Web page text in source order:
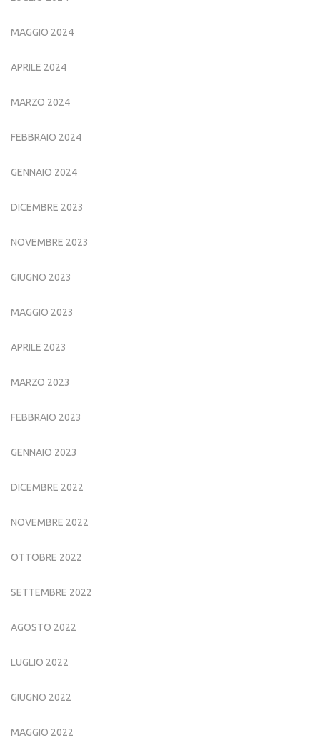
MAGGIO 2024
APRILE 2024
MARZO 2024
FEBBRAIO 2024
GENNAIO 2024
DICEMBRE 2023
NOVEMBRE 2023
GIUGNO 2023
MAGGIO 2023
APRILE 2023
MARZO 2023
FEBBRAIO 2023
GENNAIO 2023
DICEMBRE 2022
NOVEMBRE 2022
OTTOBRE 2022
SETTEMBRE 2022
AGOSTO 2022
LUGLIO 2022
GIUGNO 2022
MAGGIO 2022